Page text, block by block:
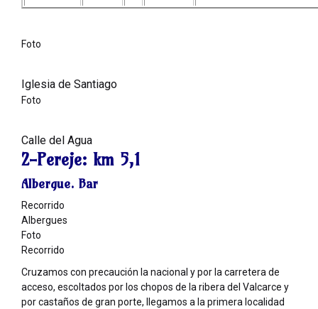
Foto
Iglesia de Santiago
Foto
Calle del Agua
2-Pereje: km 5,1
Albergue. Bar
Recorrido
Albergues
Foto
Recorrido
Cruzamos con precaución la nacional y por la carretera de
acceso, escoltados por los chopos de la ribera del Valcarce y
por castaños de gran porte, llegamos a la primera localidad